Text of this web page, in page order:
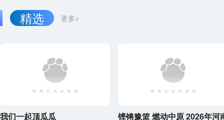
更多>
精选
我们一起顶瓜瓜 铿锵豫篮 燃动中原 2026年河